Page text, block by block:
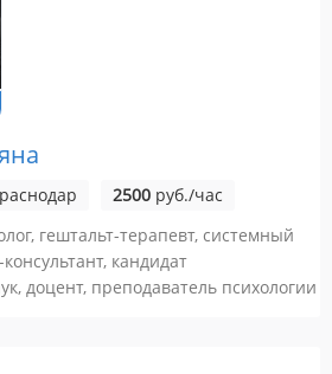
2500 руб./час
гештальт-терапевт, системный
кандидат
доцент, преподаватель психологии